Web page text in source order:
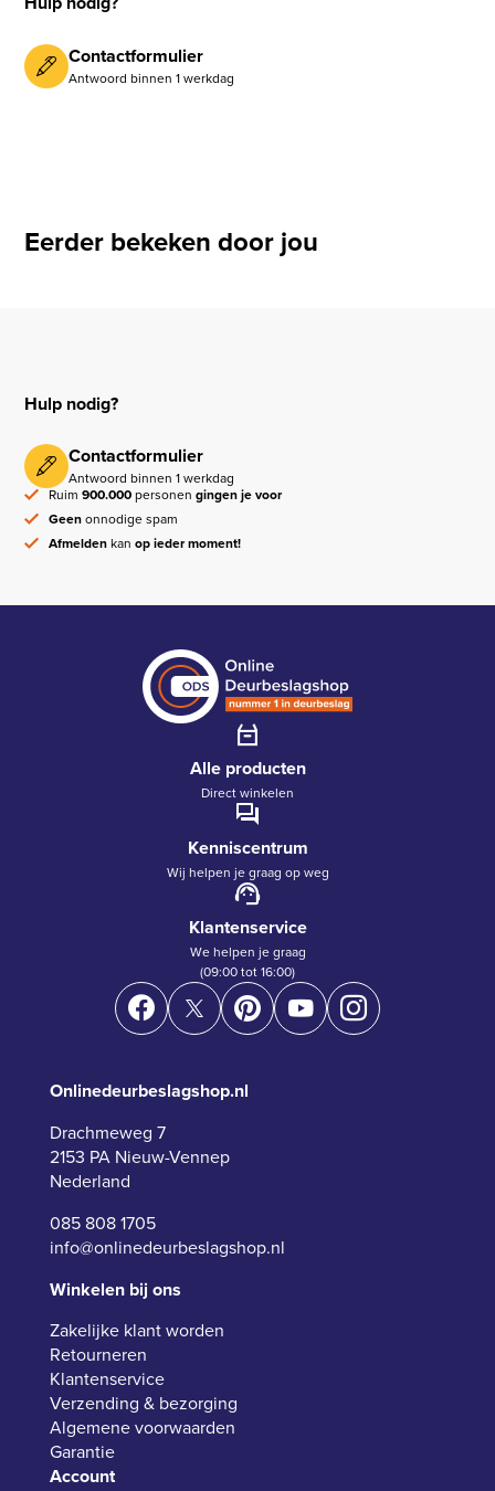
Contactformulier
Antwoord binnen 1 werkdag
Eerder bekeken door jou
Hulp nodig?
Contactformulier
Antwoord binnen 1 werkdag
Ruim900.000personengingen je voor
Geenonnodige spam
Afmeldenkanop ieder moment!
Alle producten
Direct winkelen
Kenniscentrum
Wij helpen je graag op weg
Klantenservice
We helpen je graag
(09:00 tot 16:00)
Onlinedeurbeslagshop.nl
Drachmeweg 7
2153 PA Nieuw-Vennep
Nederland
085 808 1705
info@onlinedeurbeslagshop.nl
Winkelen bij ons
Zakelijke klant worden
Retourneren
Klantenservice
Verzending & bezorging
Algemene voorwaarden
Garantie
Account